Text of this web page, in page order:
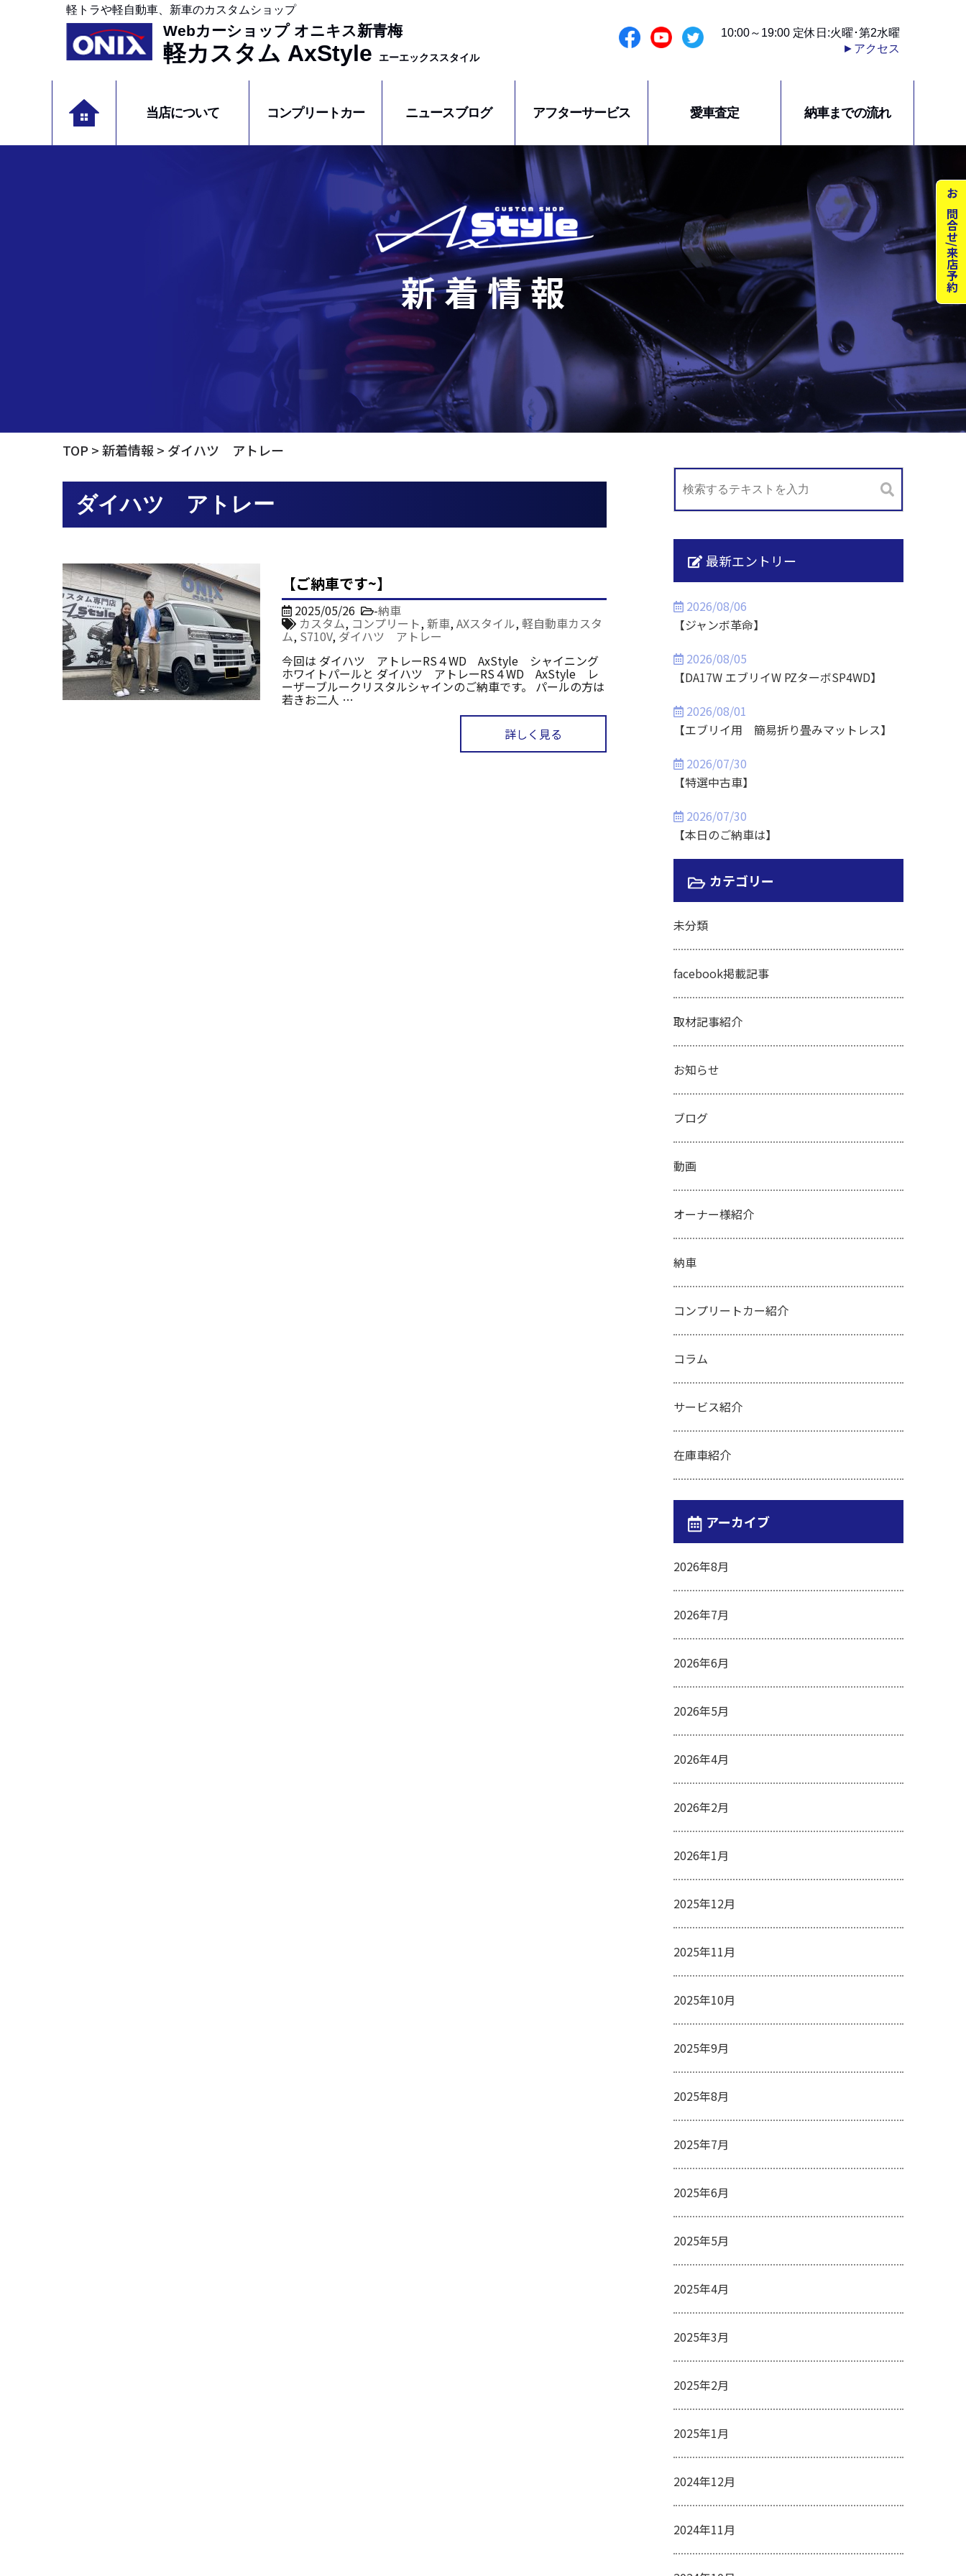
軽トラや軽自動車、新車のカスタムショップ
Webカーショップ オニキス新青梅
軽カスタム AxStyle エーエックススタイル
10:00～19:00 定休日:火曜･第2水曜
►アクセス
当店について コンプリートカー ニュースブログ アフターサービス 愛車査定 納車までの流れ
新着情報
TOP 新着情報 ダイハツ アトレー
ダイハツ アトレー
【ご納車です~】
2025/05/26 -納車
カスタム, コンプリート,新車,AXスタイル, 軽自動車カスタ
ム, S710V, ダイハツ アトレー
今回は ダイハツ アトレーRS４WD AxStyle シャイニング
ホワイトパールと ダイハツ アトレーRS４WD AxStyle レ
ーザーブルークリスタルシャインのご納車です。 パールの方は
若きお二人 …
詳しく見る
最新エントリー
2026/08/06
【ジャンボ革命】
2026/08/05
【DA17W エブリイW PZターボSP4WD】
2026/08/01
【エブリイ用 簡易折り畳みマットレス】
2026/07/30
【特選中古車】
2026/07/30
【本日のご納車は】
カテゴリー
未分類
facebook掲載記事
取材記事紹介
お知らせ
ブログ
動画
オーナー様紹介
納車
コンプリートカー紹介
コラム
サービス紹介
在庫車紹介
アーカイブ
2026年8月
2026年7月
2026年6月
2026年5月
2026年4月
2026年2月
2026年1月
2025年12月
2025年11月
2025年10月
2025年9月
2025年8月
2025年7月
2025年6月
2025年5月
2025年4月
2025年3月
2025年2月
2025年1月
2024年12月
2024年11月
お問合せ/来店予約